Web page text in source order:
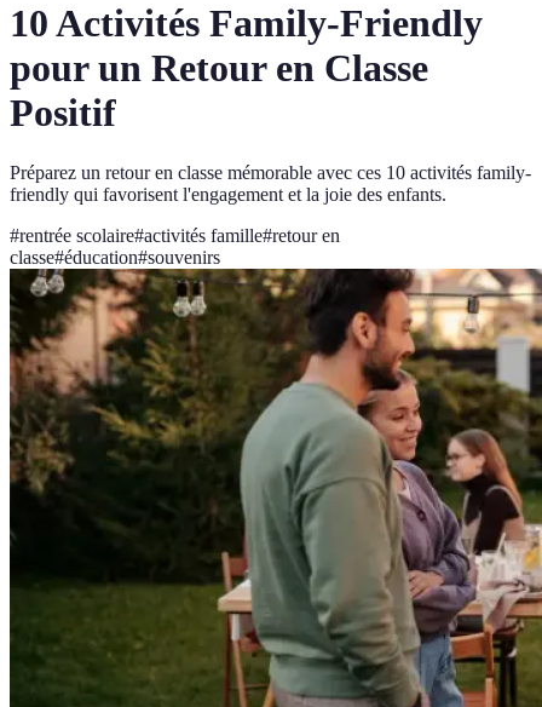
10 Activités Family-Friendly
pour un Retour en Classe
Positif
Préparez un retour en classe mémorable avec ces 10 activités family-
friendly qui favorisent l'engagement et la joie des enfants.
#rentrée scolaire#activités famille#retour en
classe#éducation#souvenirs